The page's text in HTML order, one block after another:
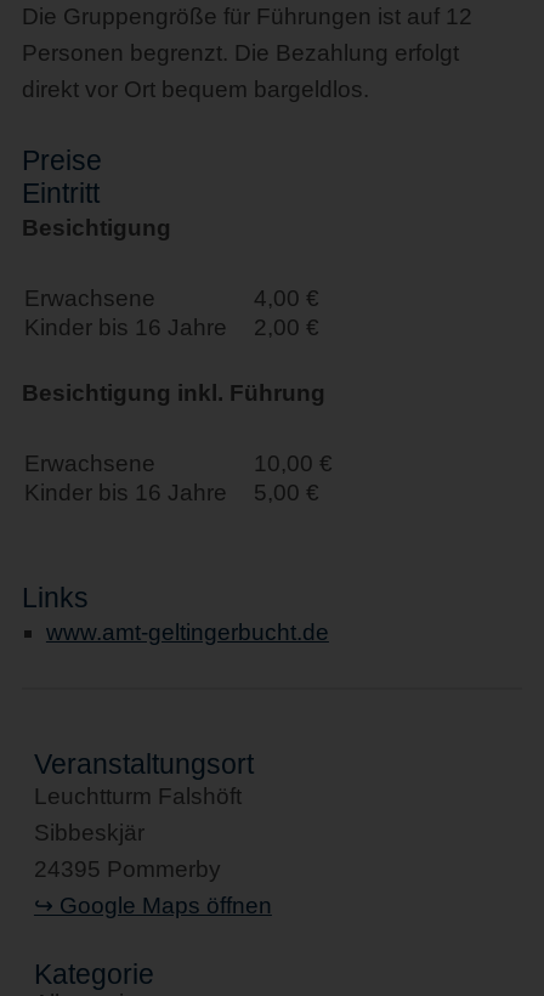
Die Gruppengröße für Führungen ist auf 12
Personen begrenzt. Die Bezahlung erfolgt
direkt vor Ort bequem bargeldlos.
Preise
Eintritt
Besichtigung
Erwachsene
4,00 €
Kinder bis 16 Jahre
2,00 €
Besichtigung inkl. Führung
Erwachsene
10,00 €
Kinder bis 16 Jahre
5,00 €
Links
www.amt-geltingerbucht.de
Veranstaltungsort
Leuchtturm Falshöft
Sibbeskjär
24395 Pommerby
↪ Google Maps öffnen
Kategorie